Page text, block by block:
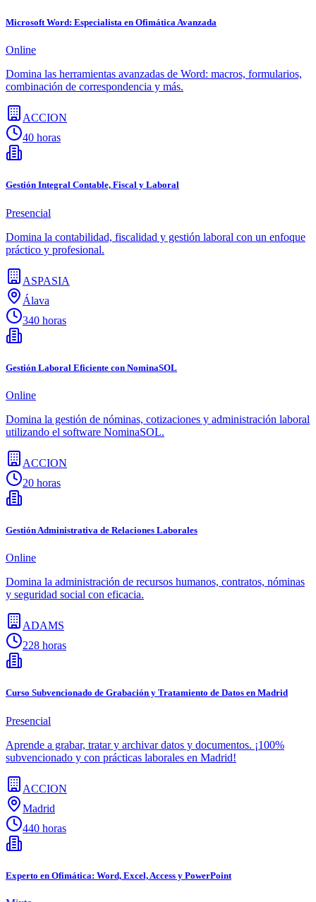
Microsoft Word: Especialista en Ofimática Avanzada
Online
Domina las herramientas avanzadas de Word: macros, formularios,
combinación de correspondencia y más.
ACCION
40 horas
Gestión Integral Contable, Fiscal y Laboral
Presencial
Domina la contabilidad, fiscalidad y gestión laboral con un enfoque
práctico y profesional.
ASPASIA
Álava
340 horas
Gestión Laboral Eficiente con NominaSOL
Online
Domina la gestión de nóminas, cotizaciones y administración laboral
utilizando el software NominaSOL.
ACCION
20 horas
Gestión Administrativa de Relaciones Laborales
Online
Domina la administración de recursos humanos, contratos, nóminas
y seguridad social con eficacia.
ADAMS
228 horas
Curso Subvencionado de Grabación y Tratamiento de Datos en Madrid
Presencial
Aprende a grabar, tratar y archivar datos y documentos. ¡100%
subvencionado y con prácticas laborales en Madrid!
ACCION
Madrid
440 horas
Experto en Ofimática: Word, Excel, Access y PowerPoint